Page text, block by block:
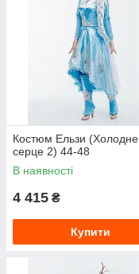
Костюм Ельзи (Холодне
серце 2) 44-48
В наявності
4 415 ₴
Купити